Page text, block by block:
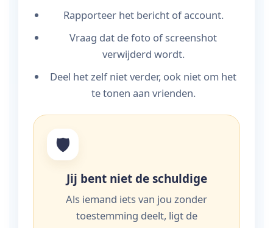
Rapporteer het bericht of account.
Vraag dat de foto of screenshot
verwijderd wordt.
Deel het zelf niet verder, ook niet om het
te tonen aan vrienden.
🛡️
Jij bent niet de schuldige
Als iemand iets van jou zonder
toestemming deelt, ligt de